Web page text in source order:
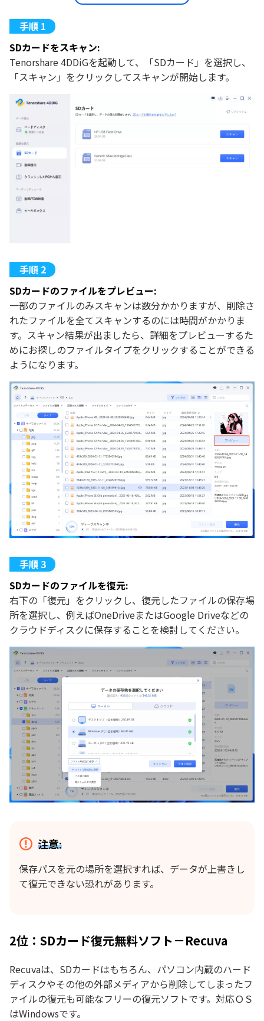
SDカードをスキャン:
Tenorshare 4DDiGを起動して、「SDカード」を選択し、
「スキャン」をクリックしてスキャンが開始します。
SDカードのファイルをプレビュー:
一部のファイルのみスキャンは数分かかりますが、削除さ
れたファイルを全てスキャンするのには時間がかかりま
す。スキャン結果が出ましたら、詳細をプレビューするた
めにお探しのファイルタイプをクリックすることができる
ようになります。
SDカードのファイルを復元:
右下の「復元」をクリックし、復元したファイルの保存場
所を選択し、例えばOneDriveまたはGoogle Driveなどの
クラウドディスクに保存することを検討してください。
注意:
保存パスを元の場所を選択すれば、データが上書きし
て復元できない恐れがあります。
2位：SDカード復元無料ソフト－Recuva
Recuvaは、SDカードはもちろん、パソコン内蔵のハード
ディスクやその他の外部メディアから削除してしまったフ
ァイルの復元も可能なフリーの復元ソフトです。対応ＯＳ
はWindowsです。